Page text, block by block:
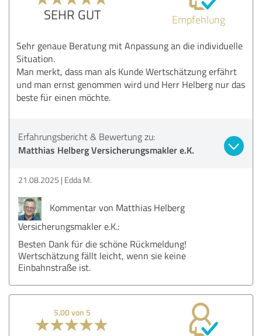
SEHR GUT Empfehlung
Sehr genaue Beratung mit Anpassung an die individuelle
Situation.
Man merkt, dass man als Kunde Wertschätzung erfährt
und man ernst genommen wird und Herr Helberg nur das
beste für einen möchte.
Erfahrungsbericht & Bewertung zu:
Matthias Helberg Versicherungsmakler e.K.
21.08.2025 Edda M.
Kommentar von Matthias Helberg
Versicherungsmakler e.K.:
Besten Dank für die schöne Rückmeldung!
Wertschätzung fällt leicht, wenn sie keine
Einbahnstraße ist.
5,00 von 5